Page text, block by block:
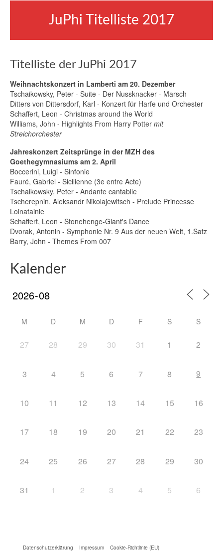
JuPhi Titelliste 2017
Titelliste der JuPhi 2017
Weihnachtskonzert in Lamberti am 20. Dezember
Tschaikowsky, Peter - Suite - Der Nussknacker - Marsch
Ditters von Dittersdorf, Karl - Konzert für Harfe und Orchester
Schaffert, Leon - Christmas around the World
Williams, John - Highlights From Harry Potter mit
Streichorchester
Jahreskonzert Zeitsprünge in der MZH des
Goethegymnasiums am 2. April
Boccerini, Luigi - Sinfonie
Fauré, Gabriel - Sicilienne (3e entre Acte)
Tschaikowsky, Peter - Andante cantabile
Tscherepnin, Aleksandr Nikolajewitsch - Prelude Princesse
Loinatainie
Schaffert, Leon - Stonehenge-Giant's Dance
Dvorak, Antonin - Symphonie Nr. 9 Aus der neuen Welt, 1.Satz
Barry, John - Themes From 007
Kalender
M D M D F S S
27 28 29 30 31 1 2
3 4 5 6 7 8 9
10 11 12 13 14 15 16
17 18 19 20 21 22 23
24 25 26 27 28 29 30
31 1 2 3 4 5 6
Datenschutzerklärung Impressum Cookie-Richtlinie (EU)